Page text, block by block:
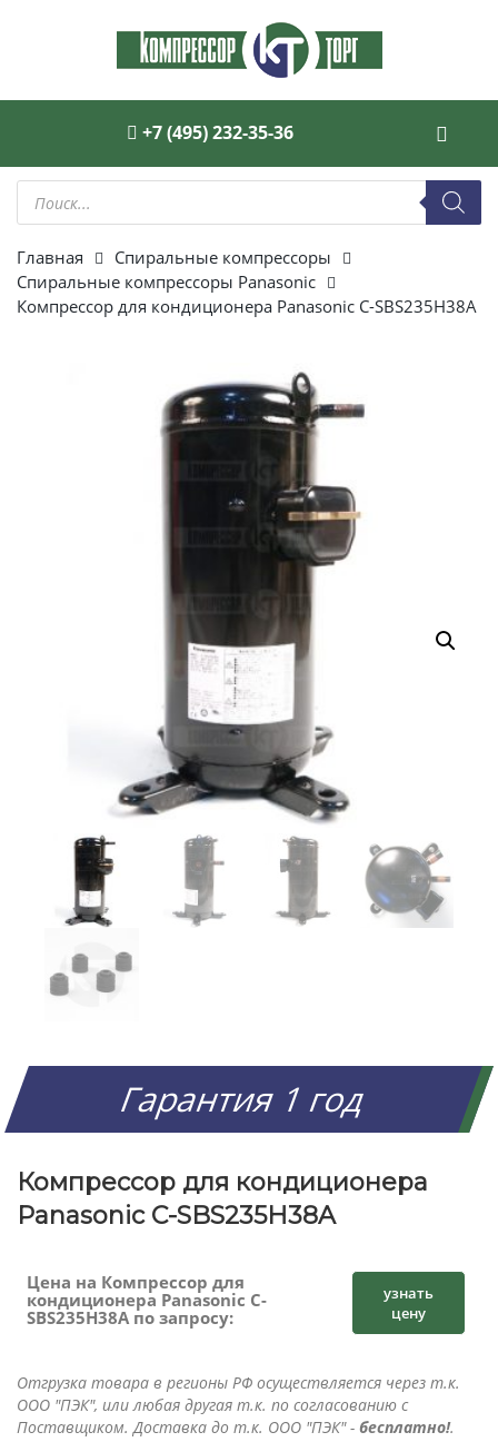
+7 (495) 232-35-36
Поиск
товаров
Главная
Спиральные компрессоры
Спиральные компрессоры Panasonic
Компрессор для кондиционера Panasonic C-SBS235H38A
Гарантия 1 год
Компрессор для кондиционера
Panasonic C-SBS235H38A
Цена на Компрессор для
кондиционера Panasonic C-
SBS235H38A по запросу:
узнать
цену
Отгрузка товара в регионы РФ осуществляется через т.к.
ООО "ПЭК", или любая другая т.к. по согласованию с
Поставщиком. Доставка до т.к. ООО "ПЭК" - бесплатно!.